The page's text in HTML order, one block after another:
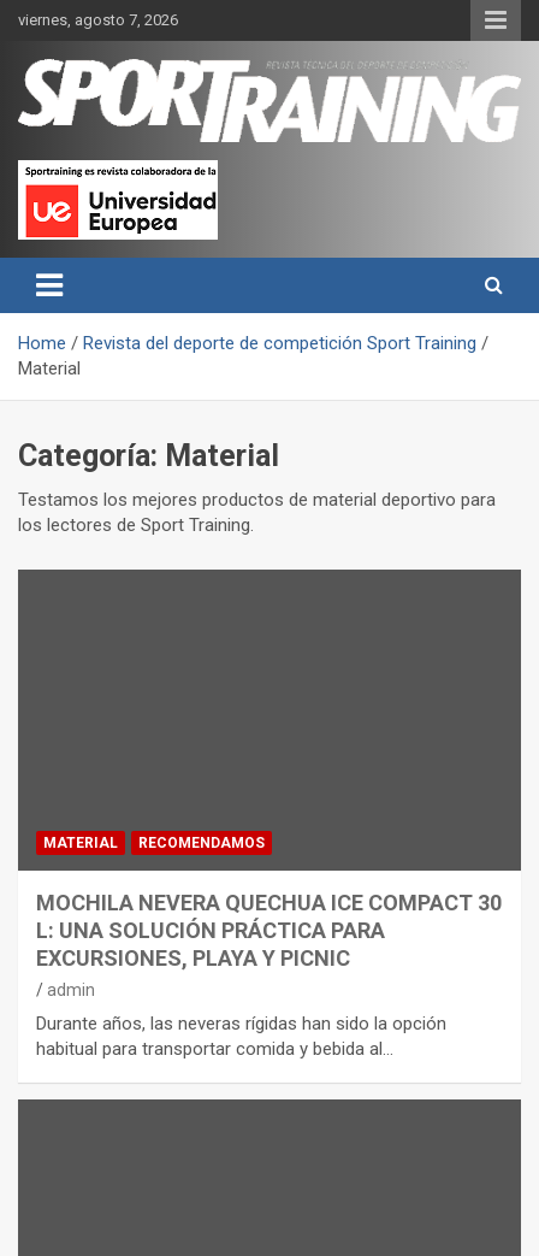
Skip
content
viernes, agosto 7, 2026
Revista técnica del deporte
Sport Training
rendimiento, nutrición y entrenamiento.
Home
Revista del deporte de competición Sport Training
Material
Categoría: Material
Testamos los mejores productos de material deportivo para
los lectores de Sport Training.
MATERIAL RECOMENDAMOS
MOCHILA NEVERA QUECHUA ICE COMPACT 30
L: UNA SOLUCIÓN PRÁCTICA PARA
EXCURSIONES, PLAYA Y PICNIC
admin
Durante años, las neveras rígidas han sido la opción
habitual para transportar comida y bebida al…